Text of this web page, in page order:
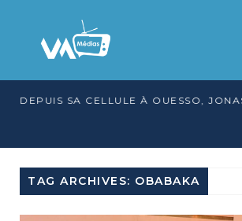
TAG ARCHIVES: OBABAKA